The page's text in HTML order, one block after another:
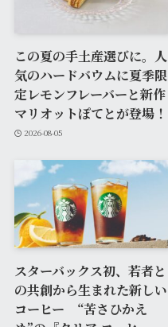
この夏の手土産選びに。人
気のハードバウムに夏季限
定レモンフレーバーと新作
マリオットぽてとが登場！
2026-08-05
スターバックス初、若者と
の共創から生まれた新しい
コーヒー “苦さひかえ